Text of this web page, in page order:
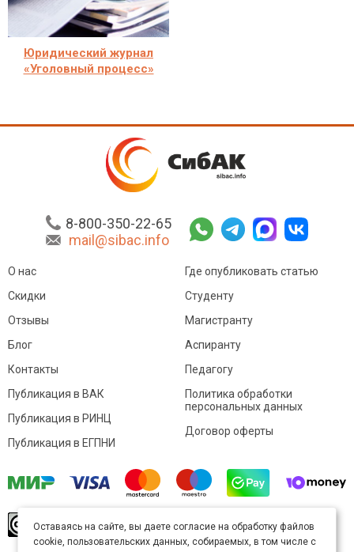
Юридический журнал
«Уголовный процесс»
8-800-350-22-65
mail@sibac.info
О нас
Скидки
Отзывы
Блог
Контакты
Где опубликовать статью
Студенту
Магистранту
Аспиранту
Педагогу
Публикация в ВАК
Публикация в РИНЦ
Публикация в ЕГПНИ
Политика обработки
персональных данных
Договор оферты
произведение доступно полицензии Creative
Commons «Attribution» («Атрибуция») 4.0
Оставаясь на сайте, вы даете согласие на обработку файлов
cookie, пользовательских данных, собираемых, в том числе с